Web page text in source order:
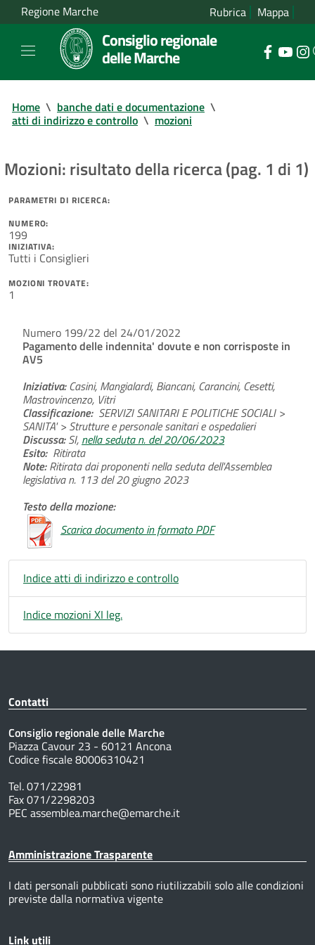
Regione Marche Rubrica Mappa
Consiglio regionale
delle Marche
Home \ banche dati e documentazione \
atti di indirizzo e controllo \ mozioni
Mozioni: risultato della ricerca (pag. 1 di 1)
PARAMETRI DI RICERCA:
NUMERO:
199
INIZIATIVA:
Tutti i Consiglieri
MOZIONI TROVATE:
1
Numero 199/22 del 24/01/2022
Pagamento delle indennita' dovute e non corrisposte in
AV5
Iniziativa:Casini, Mangialardi, Biancani, Carancini, Cesetti,
Mastrovincenzo, Vitri
Classificazione: SERVIZI SANITARI E POLITICHE SOCIALI >
SANITA' > Strutture e personale sanitari e ospedalieri
Discussa:SI, nella seduta n. del 20/06/2023
Esito: Ritirata
Note:Ritirata dai proponenti nella seduta dell'Assemblea
legislativa n. 113 del 20 giugno 2023
Testo della mozione:
Scarica documento in formato PDF
Indice atti di indirizzo e controllo
Indice mozioni XI leg.
Contatti
Consiglio regionale delle Marche
Piazza Cavour 23 - 60121 Ancona
Codice fiscale 80006310421
Tel. 071/22981
Fax 071/2298203
PEC assemblea.marche@emarche.it
Amministrazione Trasparente
I dati personali pubblicati sono riutilizzabili solo alle condizioni
previste dalla normativa vigente
Link utili